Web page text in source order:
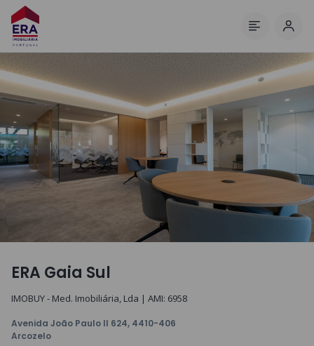
ERA Gaia Sul
IMOBUY - Med. Imobiliária, Lda | AMI: 6958
Avenida João Paulo II 624, 4410-406
Arcozelo